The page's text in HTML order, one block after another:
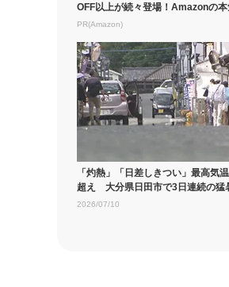
OFF以上が続々登場！Amazonの本
PR(Amazon)
「灼熱」「日差しきつい」最高気
超え 大分県日田市で3日連続の猛
2026/07/10